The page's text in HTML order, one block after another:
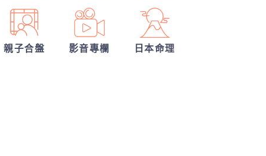
40歲，人生努力全部歸零
——我打開命盤，看到了什
親子合盤 影音專欄 日本命理